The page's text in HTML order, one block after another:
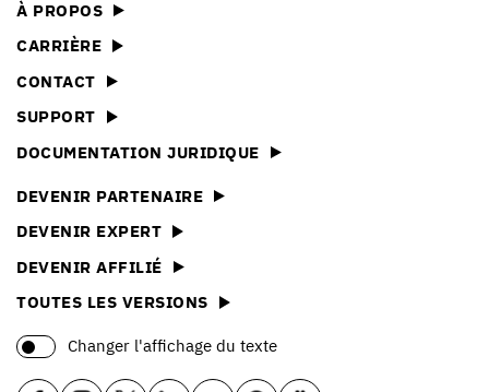
À PROPOS
CARRIÈRE
CONTACT
SUPPORT
DOCUMENTATION JURIDIQUE
DEVENIR PARTENAIRE
DEVENIR EXPERT
DEVENIR AFFILIÉ
TOUTES LES VERSIONS
Changer l'affichage du texte